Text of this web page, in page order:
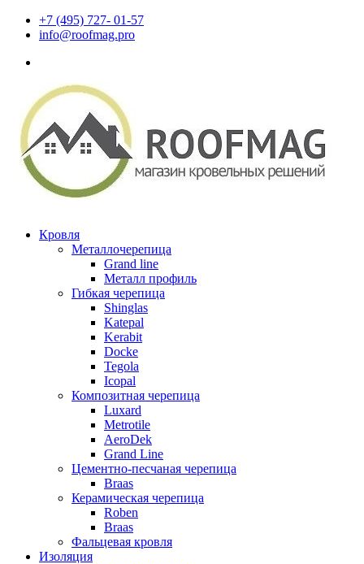
+7 (495) 727- 01-57
info@roofmag.pro
Кровля
Металлочерепица
Grand line
Металл профиль
Гибкая черепица
Shinglas
Katepal
Kerabit
Docke
Tegola
Icopal
Композитная черепица
Luxard
Metrotile
AeroDek
Grand Line
Цементно-песчаная черепица
Braas
Керамическая черепица
Roben
Braas
Фальцевая кровля
Изоляция